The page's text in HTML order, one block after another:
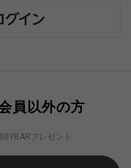
員以外の方
プレゼント